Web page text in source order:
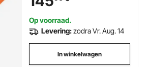
SUV's en pick-ups.
Op voorraad.
Levering:zodra Vr. Aug. 14
In winkelwagen